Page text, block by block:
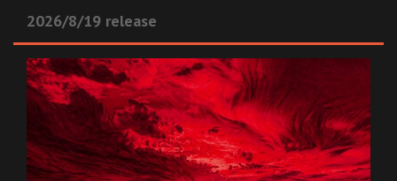
2026/8/19 release